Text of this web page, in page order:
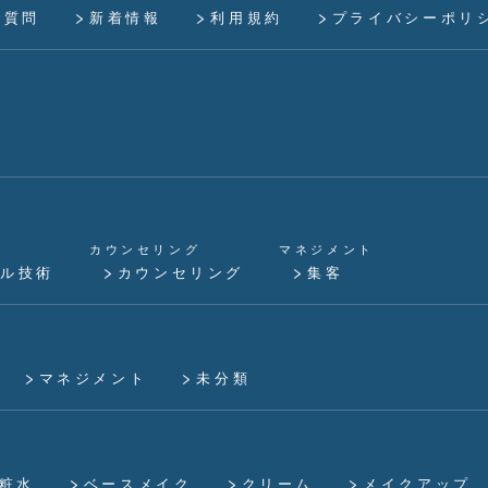
問 新着情報 利用規約 プライバシーポリ
技術
カウンセリング
カウンセリング
マネジメント
集客
マネジメント 未分類
水 ベースメイク クリーム メイクアップ